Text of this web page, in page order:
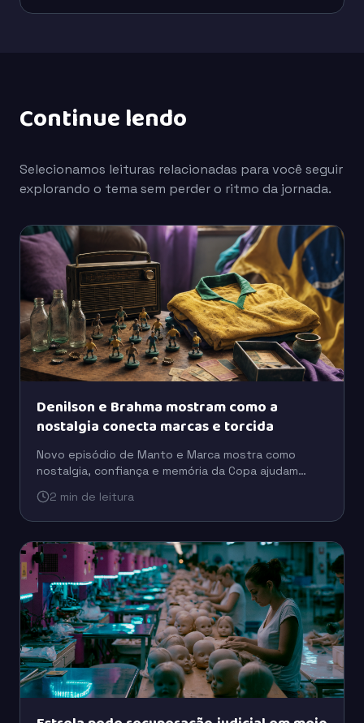
Continue lendo
Selecionamos leituras relacionadas para você seguir
explorando o tema sem perder o ritmo da jornada.
Denilson e Brahma mostram como a
nostalgia conecta marcas e torcida
Novo episódio de Manto e Marca mostra como
nostalgia, confiança e memória da Copa ajudam
da torcida.
2 min de leitura